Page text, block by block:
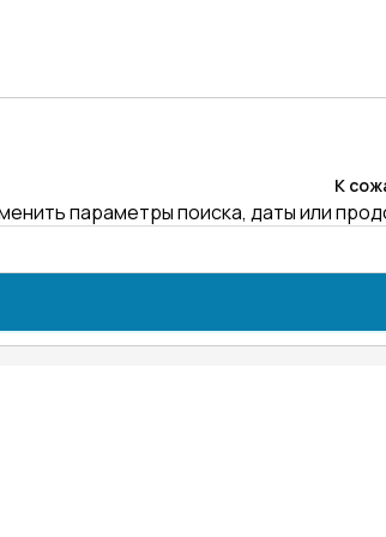
К
параметры поиска, даты или